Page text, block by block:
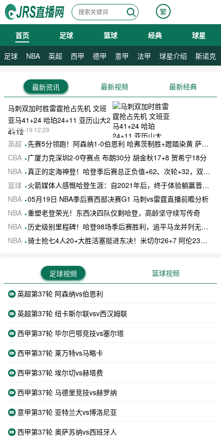
繁
首页 足球 篮球 经典 球星
足球 NBA 英超 西甲 德甲 意甲 法甲 球星介绍 斯诺克
最新资讯 最新视频 最新经典
马刺双加时胜雷霆抢占先机 文班
亚马41+24 哈珀24+11 亚历山大2
4+12
26-05-19 12:29
英超
先赛5分领跑！阿森纳1-0伯恩利 哈弗茨制胜+蹬踏染黄 萨卡献助攻
CBA
广厦力克深圳2-0夺赛点 布朗30分 胡金秋17+8 贺希宁18分
NBA 真正的定海神登！哈登季后赛总正负值+62、次轮+32，双数据领跑骑士全队
篮球
火箭媒体人感慨哈登生涯：自2021年后，终于体验躺赢晋级滋味
NBA 05月19日 NBA季后赛西部决赛G1 马刺vs雷霆直播前瞻分析
NBA 重塑老登荣光！东西决四队仅剩哈登，高龄坚守续写传奇
NBA
历史级别里程碑！哈登98场季后赛胜利，追平马龙并列无冠球员历史第一
NBA 骑士抢七4人20+大胜活塞挺进东决！米切尔26+7 阿伦23分 梅里尔23分 詹金斯17分
足球视频 篮球视频
英超第37轮 阿森纳vs伯恩利
英超第37轮 纽卡斯尔联vsv西汉姆联
西甲第37轮 毕尔巴鄂竞技vs塞尔塔
西甲第37轮 莱万特vs马略卡
西甲第37轮 埃尔切vs赫塔费
西甲第37轮 马德里竞技vs赫罗纳
意甲第37轮 亚特兰大vs博洛尼亚
西甲第37轮 奥萨苏纳vs西班牙人
08月07日 星期五